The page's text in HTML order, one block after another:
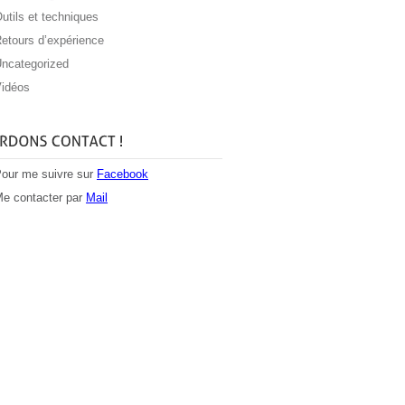
et techniques
d’expérience
me suivre sur Facebook
contacter par Mail